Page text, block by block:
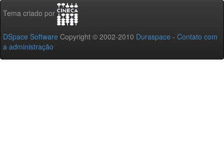
Tema criado por
DSpace Software Copyright © 2002-2010 Duraspace - Contato com
a administração